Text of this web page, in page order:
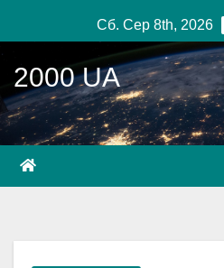
до
вмісту
Сб. Сер 8th, 2026
2000 UA